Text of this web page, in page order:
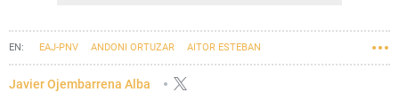
EAJ-PNV ANDONI ORTUZAR AITOR ESTEBAN
CONGRESO DE LOS DIPUTADOS JUNTS PER CATALUNYA
Javier Ojembarrena Alba